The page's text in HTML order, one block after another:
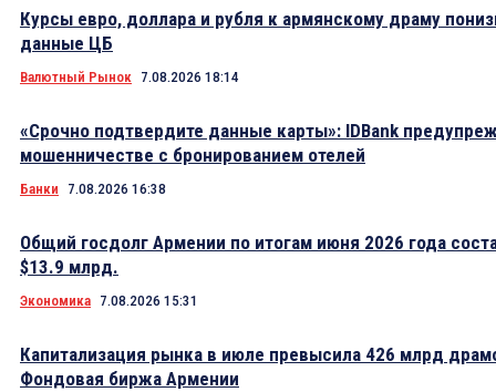
Курсы евро, доллара и рубля к армянскому драму
данные ЦБ
Валютный Рынок 7.08.2026 18:14
«Срочно подтвердите данные карты»: IDBank
мошенничестве с бронированием отелей
Банки 7.08.2026 16:38
Общий госдолг Армении по итогам июня 2026 года
$13.9 млрд.
Экономика 7.08.2026 15:31
Капитализация рынка в июле превысила 426 млрд
Фондовая биржа Армении